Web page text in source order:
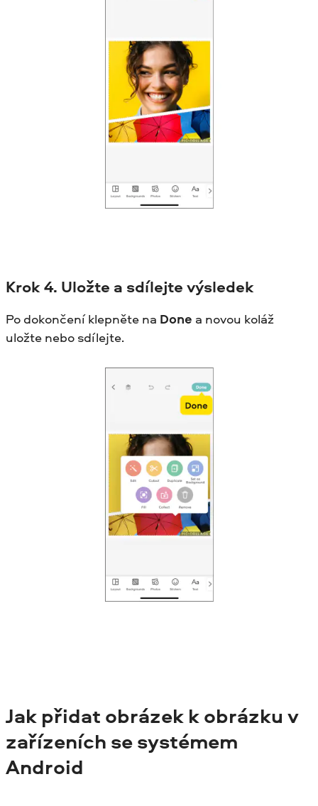
Krok 4. Uložte a sdílejte výsledek
Po dokončení klepněte na Done a novou koláž
uložte nebo sdílejte.
Jak přidat obrázek k obrázku v
zařízeních se systémem
Android